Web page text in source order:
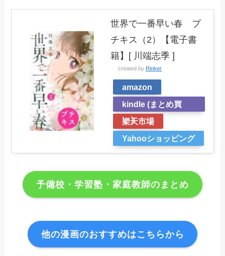
世界で一番早い春 プ
チキス（2）【電子書
籍】[ 川端志季 ]
created by Rinker
amazon
kindle (まとめ買
い）
楽天市場
Yahooショッピング
予備校・学習塾・家庭教師のまとめ
他の漫画のおすすめはこちらから